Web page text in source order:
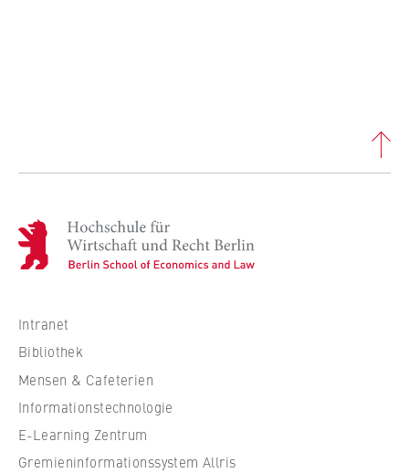
H
o
c
s
c
u
l
e
f
Intranet
Bibliothek
Mensen & Cafeterien
Informationstechnologie
E-Learning Zentrum
Gremieninformationssystem Allris